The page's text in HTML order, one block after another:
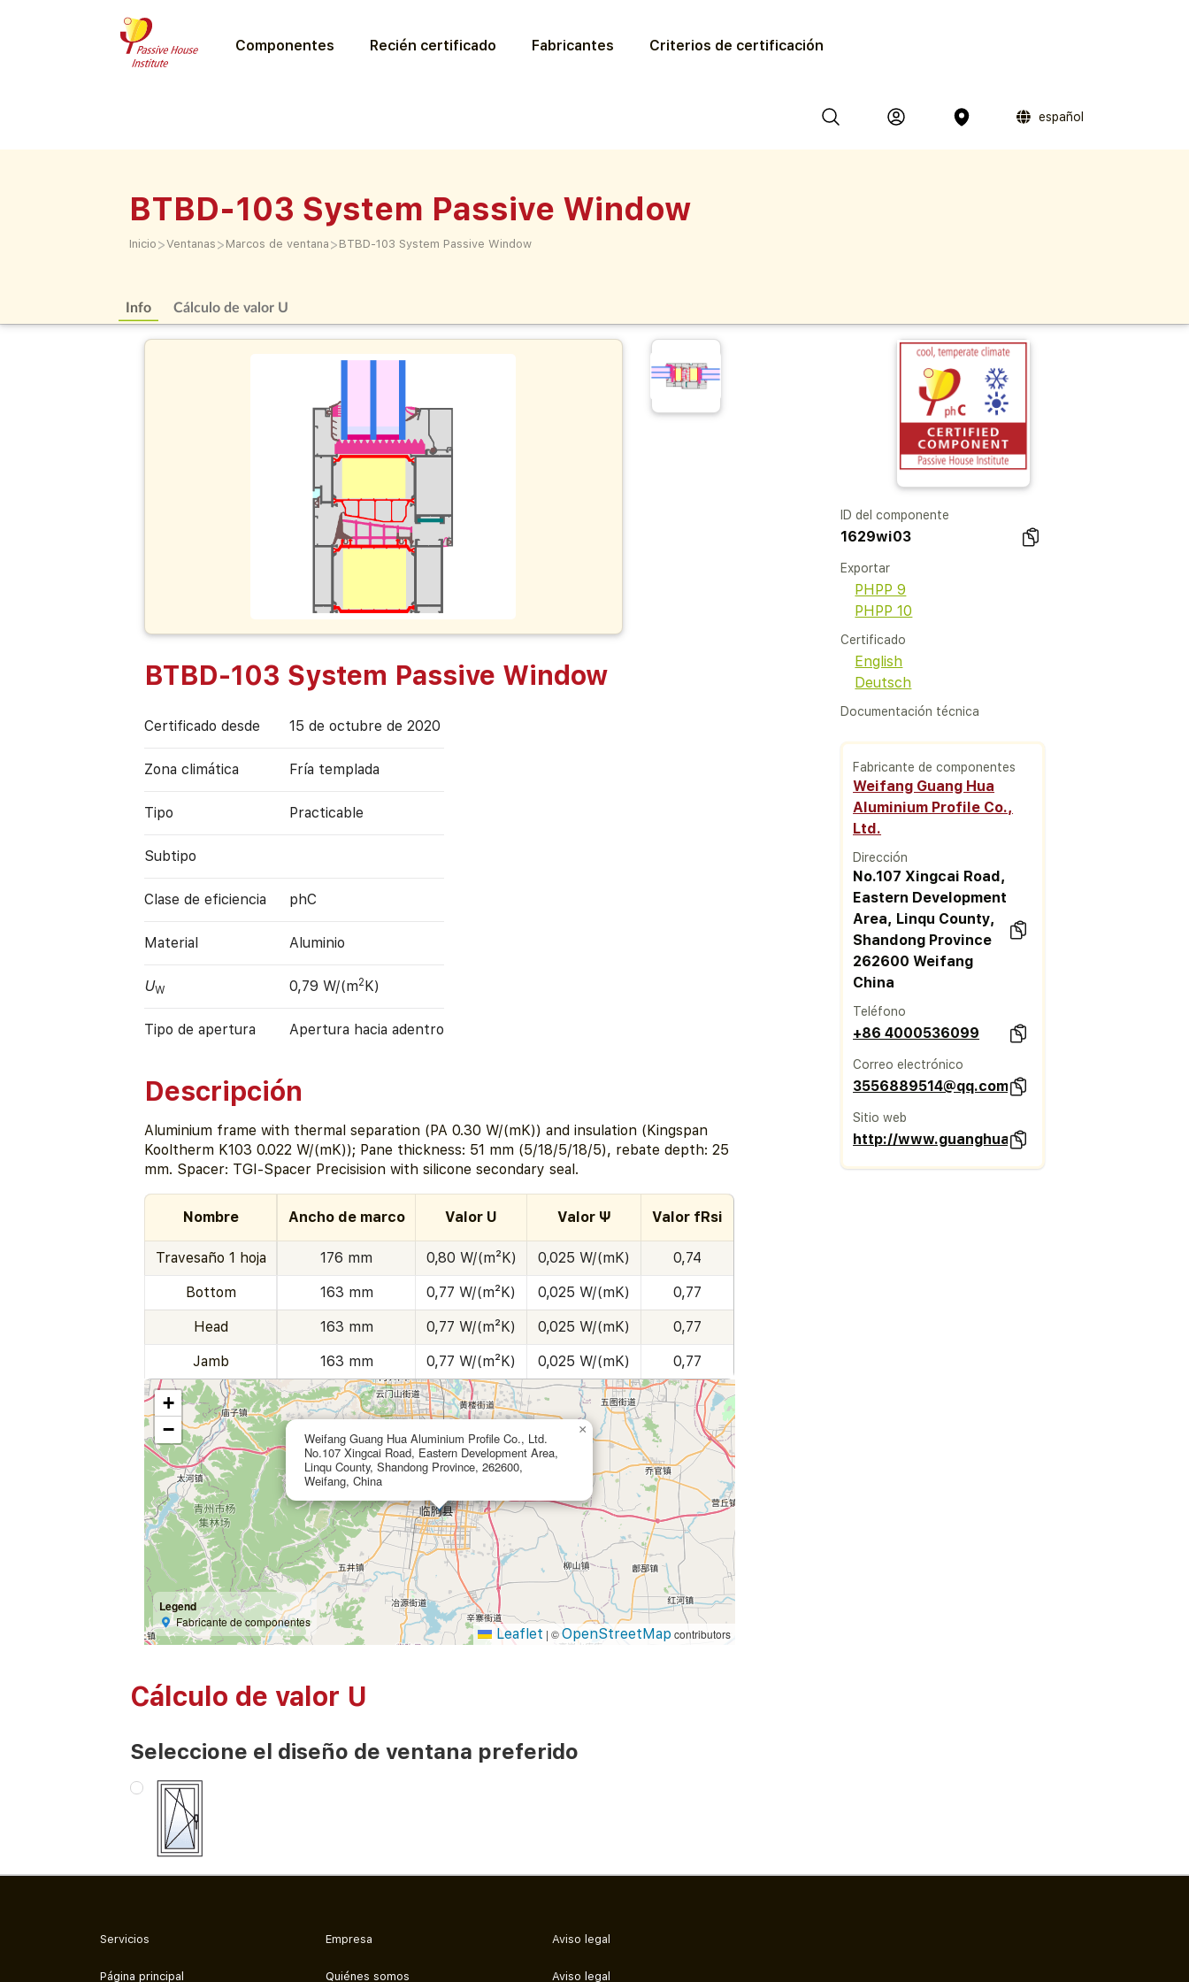
Componentes Recién certificado Fabricantes Criterios de certificación
español
BTBD-103 System Passive Window
Inicio >Ventanas > Marcos de ventana > BTBD-103 System Passive Window
Info Cálculo de valor U
BTBD-103 System Passive Window
Certificado desde 15 de octubre de 2020
Zona climática Fría templada
Tipo Practicable
Subtipo
Clase de eficiencia phC
Material Aluminio
UW 0,79 W/(m2K)
Tipo de apertura Apertura hacia adentro
Descripción
Aluminium frame with thermal separation (PA 0.30 W/(mK)) and insulation (Kingspan
Kooltherm K103 0.022 W/(mK)); Pane thickness: 51 mm (5/18/5/18/5), rebate depth: 25
mm. Spacer: TGI-Spacer Precisision with silicone secondary seal.
Nombre Ancho de marco Valor U Valor Ψ Valor fRsi
Travesaño 1 hoja 176 mm 0,80 W/(m²K) 0,025 W/(mK) 0,74
Bottom 163 mm 0,77 W/(m²K) 0,025 W/(mK) 0,77
Head 163 mm 0,77 W/(m²K) 0,025 W/(mK) 0,77
Jamb 163 mm 0,77 W/(m²K) 0,025 W/(mK) 0,77
Weifang Guang Hua Aluminium Profile Co., Ltd.
No.107 Xingcai Road, Eastern Development Area,
Linqu County, Shandong Province, 262600,
Weifang, China
×
+
−
Legend
Fabricante de componentes
Leaflet | ©OpenStreetMap contributors
ID del componente
1629wi03
Exportar
PHPP 9
PHPP 10
Certificado
English
Deutsch
Documentación técnica
Fabricante de componentes
Weifang Guang Hua
Aluminium Profile Co.,
Ltd.
Dirección
No.107 Xingcai Road,
Eastern Development
Area, Linqu County,
Shandong Province
262600 Weifang
China
Teléfono
+86 4000536099
Correo electrónico
3556889514@qq.com
Sitio web
http://www.guanghualvcai.com
Cálculo de valor U
Seleccione el diseño de ventana preferido
Servicios
Página principal
Empresa
Quiénes somos
Aviso legal
Aviso legal